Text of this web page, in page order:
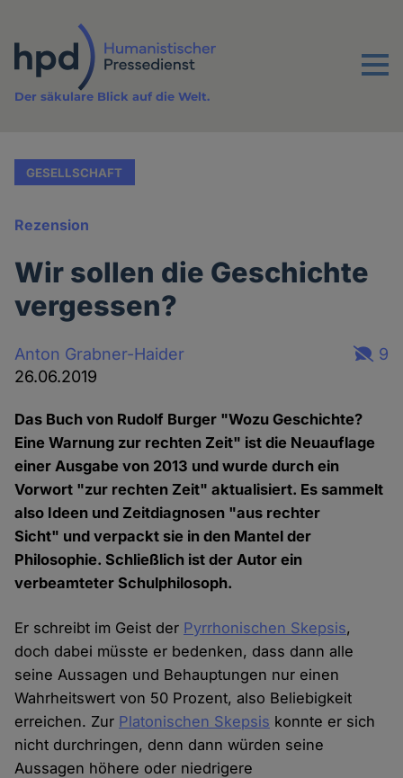
Inhalt
Menu
Der säkulare Blick auf die Welt.
GESELLSCHAFT
Rezension
Wir sollen die Geschichte
vergessen?
Anton Grabner-Haider
26.06.2019
9
Das Buch von Rudolf Burger "Wozu Geschichte?
Eine Warnung zur rechten Zeit" ist die Neuauflage
einer Ausgabe von 2013 und wurde durch ein
Vorwort "zur rechten Zeit" aktualisiert. Es sammelt
also Ideen und Zeitdiagnosen "aus rechter
Sicht" und verpackt sie in den Mantel der
Philosophie. Schließlich ist der Autor ein
verbeamteter Schulphilosoph.
Er schreibt im Geist der Pyrrhonischen Skepsis,
doch dabei müsste er bedenken, dass dann alle
seine Aussagen und Behauptungen nur einen
Wahrheitswert von 50 Prozent, also Beliebigkeit
erreichen. Zur Platonischen Skepsis konnte er sich
nicht durchringen, denn dann würden seine
Aussagen höhere oder niedrigere